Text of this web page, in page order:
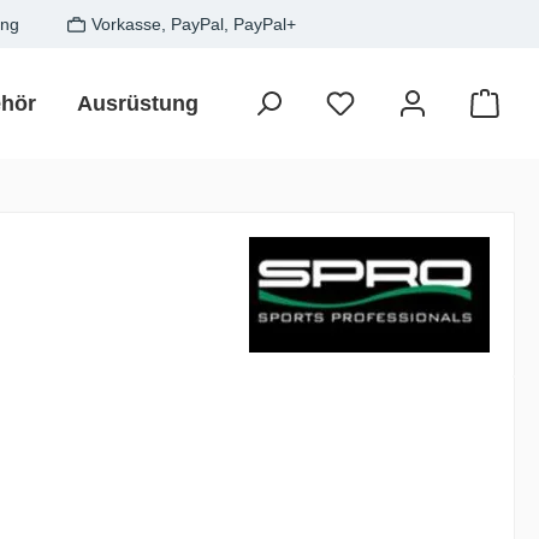
Vorkasse, PayPal, PayPal+
Ausrüstung Zielfisch SALE